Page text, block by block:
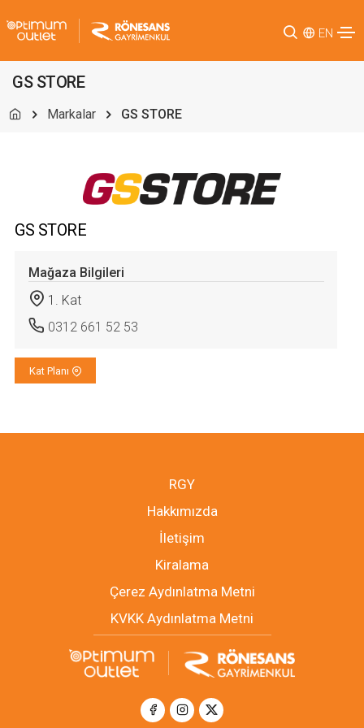
EN
GS STORE
Markalar GS STORE
GS STORE
Mağaza Bilgileri
1. Kat
0312 661 52 53
Kat Planı
RGY
Hakkımızda
İletişim
Kiralama
Çerez Aydınlatma Metni
KVKK Aydınlatma Metni